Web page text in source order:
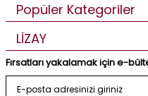
Popüler Kategoriler
LİZAY
Fırsatları yakalamak için e-